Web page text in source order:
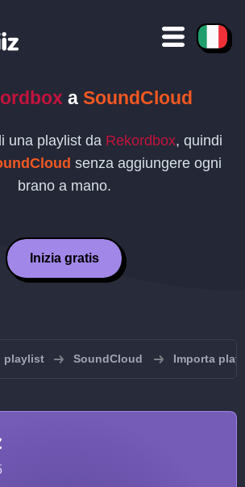
a SoundCloud
una playlist da Rekordbox, quindi
senza aggiungere ogni
brano a mano.
Inizia gratis
playlist SoundCloud Importa